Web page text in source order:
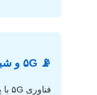
📡 ۵G و شبکه‌های پیشرفته در حمل و نقل